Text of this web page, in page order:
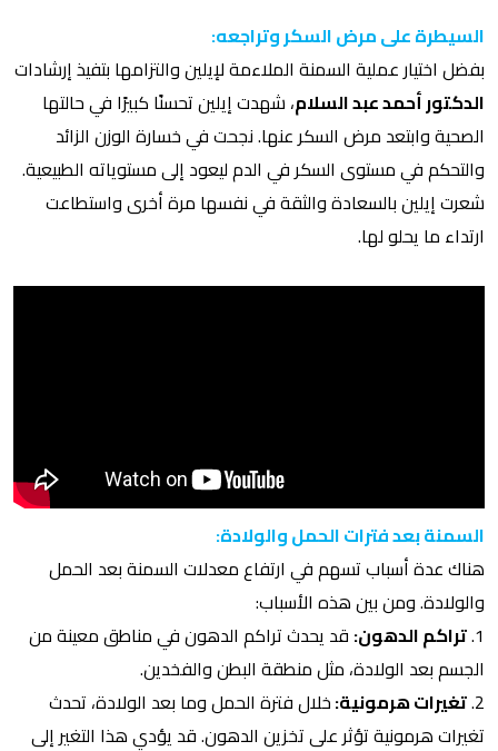
السيطرة على مرض السكر وتراجعه:
بفضل اختيار عملية السمنة الملاءمة لإيلين والتزامها بتفيذ إرشادات
الدكتور أحمد عبد السلام، شهدت إيلين تحسنًا كبيرًا في حالتها
الصحية وابتعد مرض السكر عنها. نجحت في خسارة الوزن الزائد
والتحكم في مستوى السكر في الدم ليعود إلى مستوياته الطبيعية.
شعرت إيلين بالسعادة والثقة في نفسها مرة أخرى واستطاعت
ارتداء ما يحلو لها.
السمنة بعد فترات الحمل والولادة:
هناك عدة أسباب تسهم في ارتفاع معدلات السمنة بعد الحمل
والولادة. ومن بين هذه الأسباب:
1. تراكم الدهون: قد يحدث تراكم الدهون في مناطق معينة من
الجسم بعد الولادة، مثل منطقة البطن والفخدين.
2. تغيرات هرمونية:خلال فترة الحمل وما بعد الولادة، تحدث
تغيرات هرمونية تؤثر على تخزين الدهون. قد يؤدي هذا التغير إلى